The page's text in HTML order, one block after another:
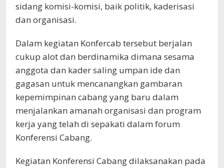
sidang komisi-komisi, baik politik, kaderisasi
dan organisasi.
Dalam kegiatan Konfercab tersebut berjalan
cukup alot dan berdinamika dimana sesama
anggota dan kader saling umpan ide dan
gagasan untuk mencanangkan gambaran
kepemimpinan cabang yang baru dalam
menjalankan amanah organisasi dan program
kerja yang telah di sepakati dalam forum
Konferensi Cabang.
Kegiatan Konferensi Cabang dilaksanakan pada